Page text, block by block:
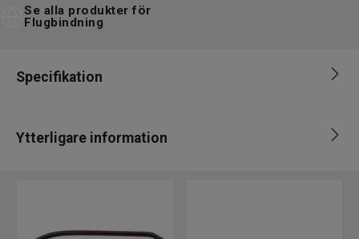
Se alla produkter för
Flugbindning
Specifikation
Ytterligare information